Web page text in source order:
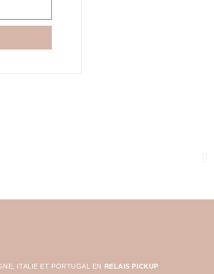
ITALIE ET PORTUGAL EN RELAIS PICKUP